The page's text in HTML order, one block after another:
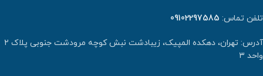
تلفن تماس: 09102297585
آدرس: تهران، دهکده المپیک، زیبادشت نبش کوچه مرودشت جنوبی پلاک ۲
واحد ۳